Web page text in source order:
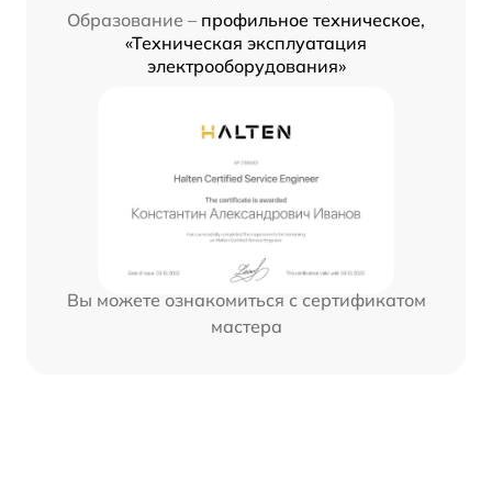
Образование – профильное техническое,
«Техническая эксплуатация
электрооборудования»
Вы можете ознакомиться с сертификатом
мастера